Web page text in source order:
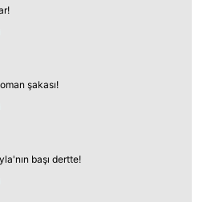
şakası!
başı dertte!